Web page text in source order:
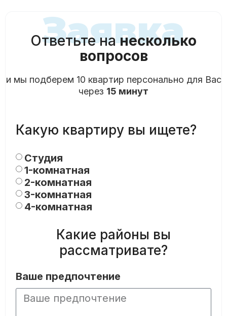
Заявка
Ответьте нанесколько
вопросов
и мы подберем 10 квартир персонально для Вас
через 15 минут
Какую квартиру вы ищете?
Студия
1-комнатная
2-комнатная
3-комнатная
4-комнатная
Какие районы вы
рассматривате?
Ваше предпочтение